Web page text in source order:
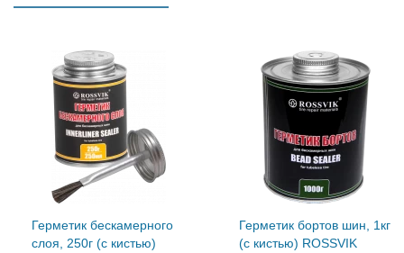
Герметик бескамерного
слоя, 250г (с кистью)
Герметик бортов шин, 1кг
(с кистью) ROSSVIK